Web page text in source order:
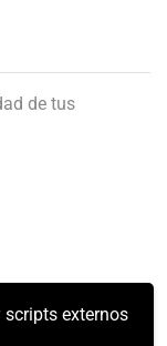
externos
de tus